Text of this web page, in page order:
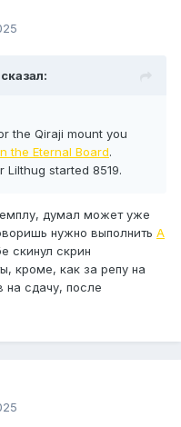
сказал:
the Qiraji mount you
the Eternal Board.
Lilthug started 8519.
думал может уже
нужно выполнить A
скинул скрин
кроме, как за репу на
на сдачу, после